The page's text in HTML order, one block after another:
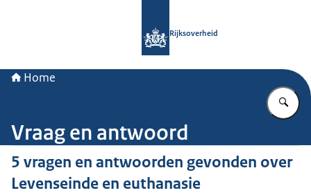
Rijksoverheid
Home
Vraag en antwoord
5 vragen en antwoorden gevonden over
Levenseinde en euthanasie